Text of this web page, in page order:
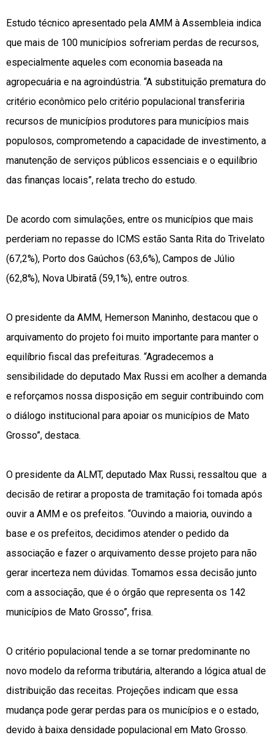
Estudo técnico apresentado pela AMM à Assembleia indica
que mais de 100 municípios sofreriam perdas de recursos,
especialmente aqueles com economia baseada na
agropecuária e na agroindústria. “A substituição prematura do
critério econômico pelo critério populacional transferiria
recursos de municípios produtores para municípios mais
populosos, comprometendo a capacidade de investimento, a
manutenção de serviços públicos essenciais e o equilíbrio
das finanças locais”, relata trecho do estudo.
De acordo com simulações, entre os municípios que mais
perderiam no repasse do ICMS estão Santa Rita do Trivelato
(67,2%), Porto dos Gaúchos (63,6%), Campos de Júlio
(62,8%), Nova Ubiratã (59,1%), entre outros.
O presidente da AMM, Hemerson Maninho, destacou que o
arquivamento do projeto foi muito importante para manter o
equilíbrio fiscal das prefeituras. “Agradecemos a
sensibilidade do deputado Max Russi em acolher a demanda
e reforçamos nossa disposição em seguir contribuindo com
o diálogo institucional para apoiar os municípios de Mato
Grosso”, destaca.
O presidente da ALMT, deputado Max Russi, ressaltou que a
decisão de retirar a proposta de tramitação foi tomada após
ouvir a AMM e os prefeitos. “Ouvindo a maioria, ouvindo a
base e os prefeitos, decidimos atender o pedido da
associação e fazer o arquivamento desse projeto para não
gerar incerteza nem dúvidas. Tomamos essa decisão junto
com a associação, que é o órgão que representa os 142
municípios de Mato Grosso”, frisa.
O critério populacional tende a se tornar predominante no
novo modelo da reforma tributária, alterando a lógica atual de
distribuição das receitas. Projeções indicam que essa
mudança pode gerar perdas para os municípios e o estado,
devido à baixa densidade populacional em Mato Grosso.